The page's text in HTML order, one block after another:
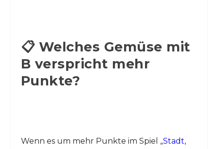
📋 Welches Gemüse mit
B verspricht mehr
Punkte?
Wenn es um mehr Punkte im Spiel „Stadt,